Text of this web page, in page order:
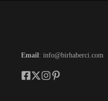
Email : info@birhaberci.com